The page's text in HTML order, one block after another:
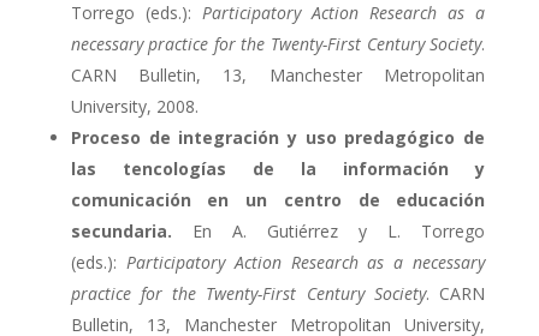
Torrego (eds.): Participatory Action Research as a
necessary practice for the Twenty-First Century Society.
CARN Bulletin, 13, Manchester Metropolitan
University, 2008.
Proceso de integración y uso predagógico de
las tencologías de la información y
comunicación en un centro de educación
secundaria. En A. Gutiérrez y L. Torrego
(eds.): Participatory Action Research as a necessary
practice for the Twenty-First Century Society. CARN
Bulletin, 13, Manchester Metropolitan University,